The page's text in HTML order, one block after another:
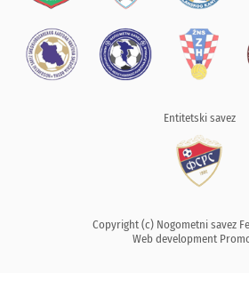
Entitetski savez
Copyright (c) Nogometni savez
Web development